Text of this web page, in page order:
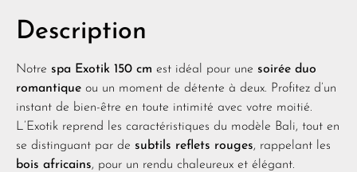
Description
Notre spa Exotik 150 cm est idéal pour une soirée duo
romantique ou un moment de détente à deux. Profitez d’un
instant de bien-être en toute intimité avec votre moitié.
L’Exotik reprend les caractéristiques du modèle Bali, tout en
se distinguant par de subtils reflets rouges, rappelant les
bois africains, pour un rendu chaleureux et élégant.